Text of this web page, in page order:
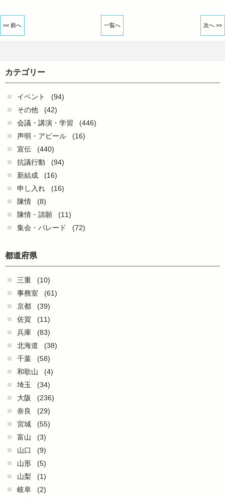
<< 前へ 一覧へ 次へ >>
カテゴリー
イベント
(94)
その他
(42)
会議・講演・学習
(446)
声明・アピール
(16)
宣伝
(440)
抗議行動
(94)
新結成
(16)
申し入れ
(16)
陳情
(8)
陳情・請願
(11)
集会・パレード
(72)
都道府県
三重
(10)
事務室
(61)
京都
(39)
佐賀
(11)
兵庫
(83)
北海道
(38)
千葉
(58)
和歌山
(4)
埼玉
(34)
大阪
(236)
奈良
(29)
宮城
(55)
富山
(3)
山口
(9)
山形
(5)
山梨
(1)
岐阜
(2)